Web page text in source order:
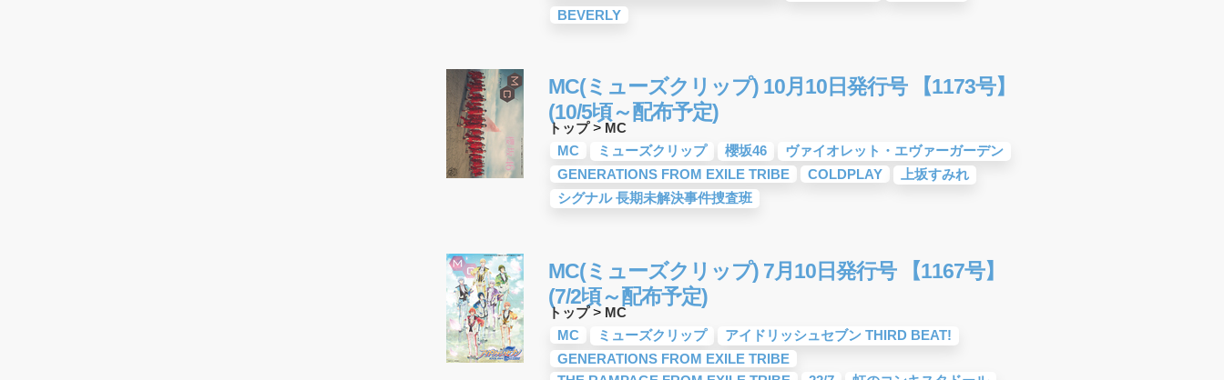
BEVERLY
MC(ミューズクリップ) 10月10日発行号 【1173号】
(10/5頃～配布予定)
トップ> MC
MC
ミューズクリップ 櫻坂46
ヴァイオレット・エヴァーガーデン
GENERATIONS FROM EXILE TRIBE
COLDPLAY
上坂すみれ
シグナル 長期未解決事件捜査班
MC(ミューズクリップ) 7月10日発行号 【1167号】
(7/2頃～配布予定)
トップ> MC
MC
ミューズクリップ
アイドリッシュセブン THIRD BEAT!
GENERATIONS FROM EXILE TRIBE